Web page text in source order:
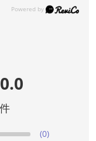
0.0
(0)